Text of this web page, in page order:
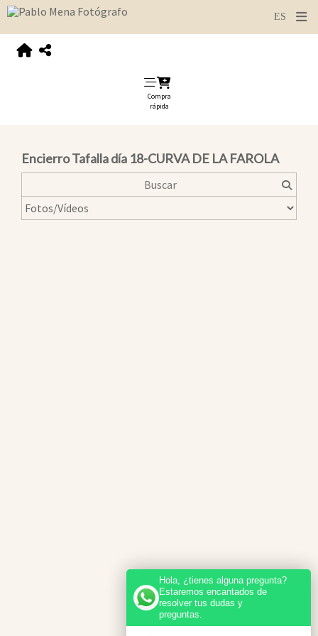
Compra
rápida
Encierro Tafalla día 18-CURVA DE LA FAROLA
Hola, ¿tienes alguna pregunta?
Estaremos encantados de
resolver tus dudas y
preguntas.